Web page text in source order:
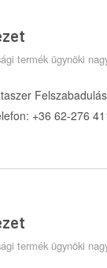
termék ügynöki
+36 62-276
termék ügynöki